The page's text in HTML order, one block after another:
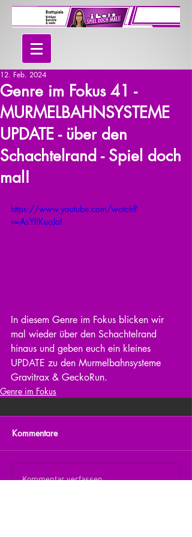
Genre im Fokus 41 -
MURMELBAHNSYSTEME
UPDATE - über den
Schachtelrand - Spiel doch
mal!
12. Feb. 2024
https://www.youtube.com/watch?
v=AsYflKuoJaI
In diesem Genre im Fokus blicken wir
mal wieder über den Schachtelrand
hinaus und geben euch ein kleines
UPDATE zu den Murmelbahnsysteme
Gravitrax & GeckoRun.
Genre im Fokus
Kommentare
Kommentar verfassen...